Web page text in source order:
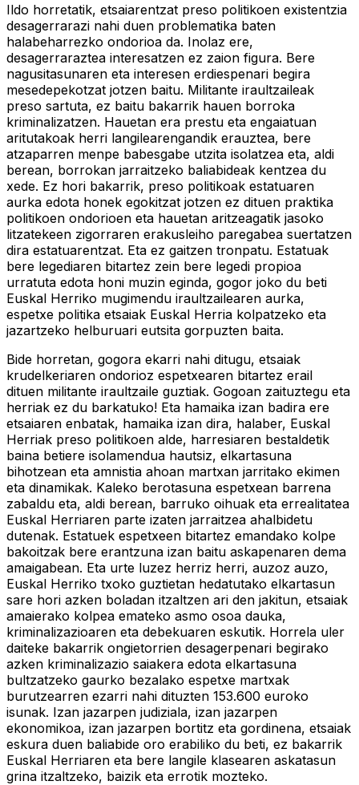
Ildo horretatik, etsaiarentzat preso politikoen existentzia
desagerrarazi nahi duen problematika baten
halabeharrezko ondorioa da. Inolaz ere,
desagerraraztea interesatzen ez zaion figura. Bere
nagusitasunaren eta interesen erdiespenari begira
mesedepekotzat jotzen baitu. Militante iraultzaileak
preso sartuta, ez baitu bakarrik hauen borroka
kriminalizatzen. Hauetan era prestu eta engaiatuan
aritutakoak herri langilearengandik erauztea, bere
atzaparren menpe babesgabe utzita isolatzea eta, aldi
berean, borrokan jarraitzeko baliabideak kentzea du
xede. Ez hori bakarrik, preso politikoak estatuaren
aurka edota honek egokitzat jotzen ez dituen praktika
politikoen ondorioen eta hauetan aritzeagatik jasoko
litzatekeen zigorraren erakusleiho paregabea suertatzen
dira estatuarentzat. Eta ez gaitzen tronpatu. Estatuak
bere legediaren bitartez zein bere legedi propioa
urratuta edota honi muzin eginda, gogor joko du beti
Euskal Herriko mugimendu iraultzailearen aurka,
espetxe politika etsaiak Euskal Herria kolpatzeko eta
jazartzeko helburuari eutsita gorpuzten baita.
Bide horretan, gogora ekarri nahi ditugu, etsaiak
krudelkeriaren ondorioz espetxearen bitartez erail
dituen militante iraultzaile guztiak. Gogoan zaituztegu eta
herriak ez du barkatuko! Eta hamaika izan badira ere
etsaiaren enbatak, hamaika izan dira, halaber, Euskal
Herriak preso politikoen alde, harresiaren bestaldetik
baina betiere isolamendua hautsiz, elkartasuna
bihotzean eta amnistia ahoan martxan jarritako ekimen
eta dinamikak. Kaleko berotasuna espetxean barrena
zabaldu eta, aldi berean, barruko oihuak eta errealitatea
Euskal Herriaren parte izaten jarraitzea ahalbidetu
dutenak. Estatuek espetxeen bitartez emandako kolpe
bakoitzak bere erantzuna izan baitu askapenaren dema
amaigabean. Eta urte luzez herriz herri, auzoz auzo,
Euskal Herriko txoko guztietan hedatutako elkartasun
sare hori azken boladan itzaltzen ari den jakitun, etsaiak
amaierako kolpea emateko asmo osoa dauka,
kriminalizazioaren eta debekuaren eskutik. Horrela uler
daiteke bakarrik ongietorrien desagerpenari begirako
azken kriminalizazio saiakera edota elkartasuna
bultzatzeko gaurko bezalako espetxe martxak
burutzearren ezarri nahi dituzten 153.600 euroko
isunak. Izan jazarpen judiziala, izan jazarpen
ekonomikoa, izan jazarpen bortitz eta gordinena, etsaiak
eskura duen baliabide oro erabiliko du beti, ez bakarrik
Euskal Herriaren eta bere langile klasearen askatasun
grina itzaltzeko, baizik eta errotik mozteko.